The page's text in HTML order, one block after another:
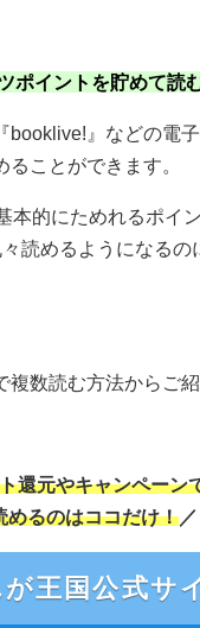
イントを貯めて読
booklive!』などの電
ことができます。
本的にためれるポイ
読めるようになるの
数読む方法からご紹
還元やキャンペーン
めるのはココだけ！ ／
が王国公式サ